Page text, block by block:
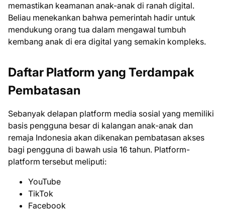
memastikan keamanan anak-anak di ranah digital.
Beliau menekankan bahwa pemerintah hadir untuk
mendukung orang tua dalam mengawal tumbuh
kembang anak di era digital yang semakin kompleks.
Daftar Platform yang Terdampak
Pembatasan
Sebanyak delapan platform media sosial yang memiliki
basis pengguna besar di kalangan anak-anak dan
remaja Indonesia akan dikenakan pembatasan akses
bagi pengguna di bawah usia 16 tahun. Platform-
platform tersebut meliputi:
YouTube
TikTok
Facebook